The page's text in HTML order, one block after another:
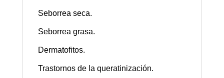
Seborrea seca.
Seborrea grasa.
Dermatofitos.
Trastornos de la queratinización.